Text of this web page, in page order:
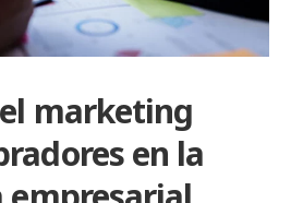
marketing
en la